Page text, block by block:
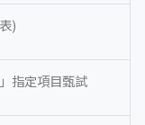
)
指定項目甄試